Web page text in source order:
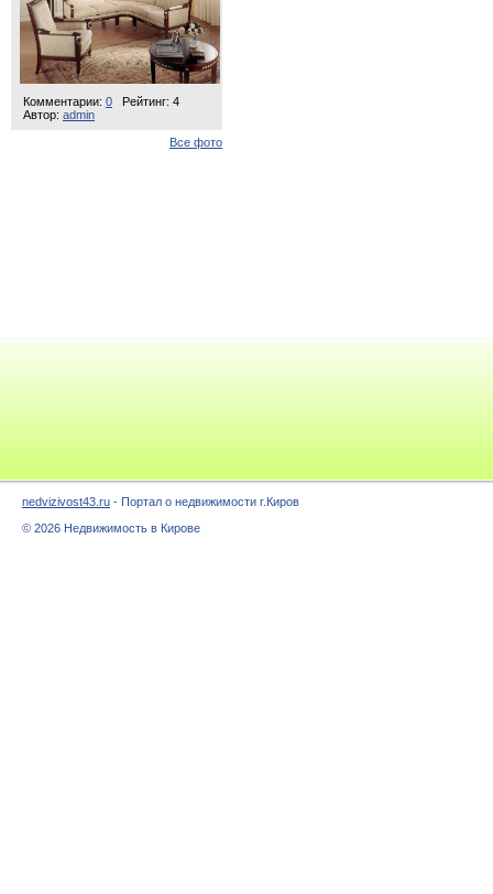
Комментарии: 0
Рейтинг: 4
Автор: admin
Все фото
nedvizivost43.ru - Портал о недвижимости г.Киров
© 2026 Недвижимость в Кирове